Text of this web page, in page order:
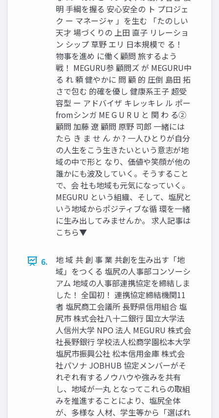
明 手綱を握る 安心安全の ト プロジェ
ク ー マネージャ 」を生む 「たのしい
天才 場づくりの 上田 直子 リレーショ
ン シップ 草野 エリ 日本規模で る！
物事を進め に働く顧問 旅するよう
戦！ MEGURU参 顧問ズ が MEGURU中
る れ 頼 健やかに 問 顧 的 圧倒 島田 拓
さで包む 的確を優し 健康系王子 超受
容型 ー アドバイザ キレッキレ ル ポー
fromシンガ ME G U R U と 関 わ る②
顧問 加藤 遼 顧問 原野 司郎 一緒には
たら き ま せ ん か ? 一人ひとりが自分
の人生をこう生きたいという意志が地
域の中で形と なり、価値や笑顔が他の
誰かにも波及していく。そうすること
で、会 社も地域も元気になっていく。
MEGURU という組織、そして、塩尻と
いう地域からポジティブな循 環を一緒
に生み出してみませんか。 求人記事は
こちら▼
6.
地 域 共 創 事 業 共創を生み出す「地
域」をつくる 塩尻の人事部コンソーシ
アム 地域の人事部連携協定を締結しま
した！ 全国初！ 連携協定締結機関11
者 塩尻商工会議所 長野県信用組合 塩
尻市 株式会社八十二銀行 国立大学法
人信州大学 NPO 法人 MEGURU 株式会
社長野銀行 学校法人松商学園松本大学
塩尻市振興公社 松本信用金庫 株式会
社パソナ JOBHUB 協定メンバーがそ
れぞれ有するノウハウや強みを共有
し、地域が一丸 となってこれらの取組
みを推進することにより、塩尻全体
が、多様な 人材、学生等から「選ばれ